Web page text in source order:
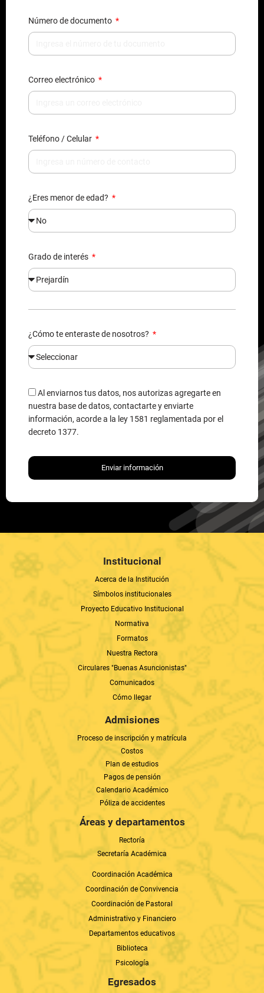
Número de documento
Correo electrónico
Teléfono / Celular
¿Eres menor de edad?
Grado de interés
¿Cómo te enteraste de nosotros?
Al enviarnos tus datos, nos autorizas agregarte en
nuestra base de datos, contactarte y enviarte
información, acorde a la ley 1581 reglamentada por el
decreto 1377.
Enviar información
Institucional
Acerca de la Institución
Símbolos institucionales
Proyecto Educativo Institucional
Normativa
Formatos
Nuestra Rectora
Circulares "Buenas Asuncionistas"
Comunicados
Cómo llegar
Admisiones
Proceso de inscripción y matrícula
Costos
Plan de estudios
Pagos de pensión
Calendario Académico
Póliza de accidentes
Áreas y departamentos
Rectoría
Secretaría Académica
Coordinación Académica
Coordinación de Convivencia
Coordinación de Pastoral
Administrativo y Financiero
Departamentos educativos
Biblioteca
Psicología
Egresados